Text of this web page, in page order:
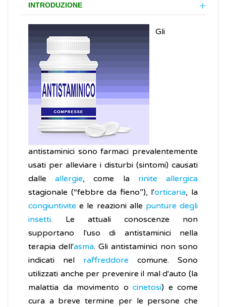
INTRODUZIONE
Gli
antistaminici sono farmaci prevalentemente
usati per alleviare i disturbi (sintomi) causati
dalleallergie, come la rinite allergica
stagionale (“febbre da fieno”), l'orticaria, la
congiuntivite e le reazioni alle punture degli
insetti. Le attuali conoscenze non
supportano l'uso di antistaminici nella
terapia dell'asma. Gli antistaminici non sono
indicati nel raffreddore comune. Sono
utilizzati anche per prevenire il mal d'auto (la
malattia da movimento o cinetosi) e come
cura a breve termine per le persone che